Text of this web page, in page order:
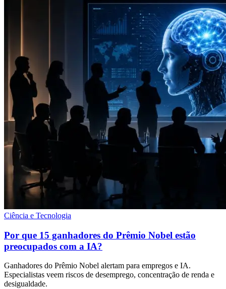
Ciência e Tecnologia
Por que 15 ganhadores do Prêmio Nobel estão
preocupados com a IA?
Ganhadores do Prêmio Nobel alertam para empregos e IA.
Especialistas veem riscos de desemprego, concentração de renda e
desigualdade.